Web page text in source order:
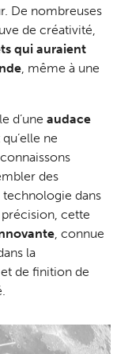
De nombreuses
de créativité,
qui auraient
, même à une
d’uneaudace
ne
des
dans
cette
, connue
la
de finition de